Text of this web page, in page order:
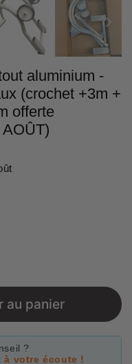
aluminium -
(crochet +3m +
offerte
au panier
?
votre écoute !